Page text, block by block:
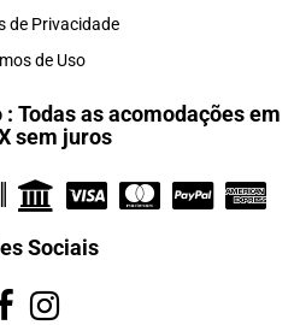
de Privacidade
de Uso
Todas as acomodações em
sem juros
Sociais